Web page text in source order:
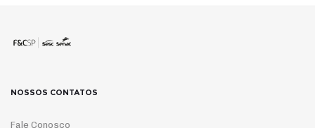
NOSSOS CONTATOS
Fale Conosco